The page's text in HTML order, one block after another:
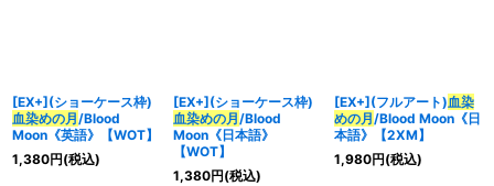
[EX+](ショーケース枠)
血染めの月/Blood
Moon《英語》【WOT】
1,380円(税込)
[EX+](ショーケース枠)
血染めの月/Blood
Moon《日本語》
【WOT】
1,380円(税込)
[EX+](フルアート)血染
めの月/Blood Moon《日
本語》【2XM】
1,980円(税込)